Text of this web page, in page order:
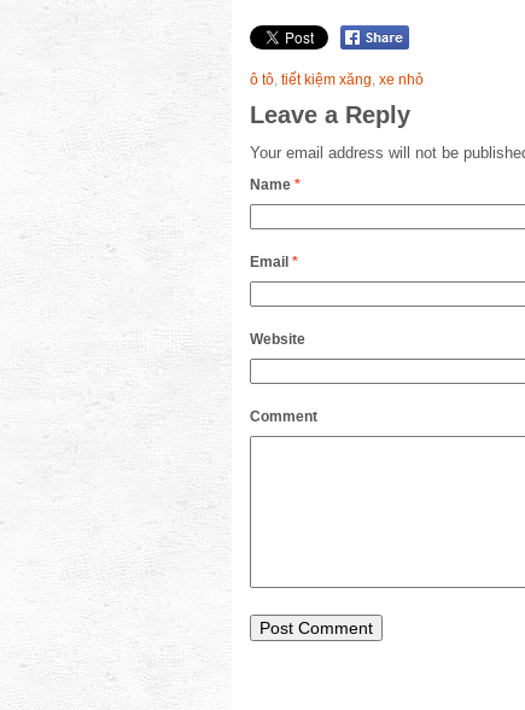
ô tô tiết kiệm xăng xe nhỏ
Leave a Reply
Your email address will not be
Name *
Email *
Website
Comment